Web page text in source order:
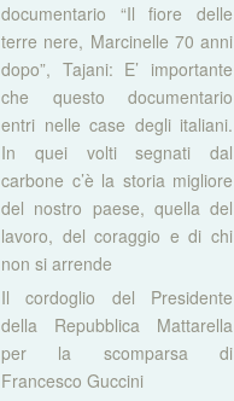
documentario “Il fiore delle
terre nere, Marcinelle 70 anni
dopo”, Tajani: E’ importante
che questo documentario
entri nelle case degli italiani.
In quei volti segnati dal
carbone c’è la storia migliore
del nostro paese, quella del
lavoro, del coraggio e di chi
non si arrende
Il cordoglio del Presidente
della Repubblica Mattarella
per la scomparsa di
Francesco Guccini